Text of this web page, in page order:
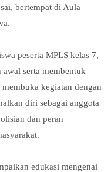
bertempat di Aula
peserta MPLS kelas 7,
serta membentuk
kegiatan dengan
diri sebagai anggota
dan peran
edukasi mengenai